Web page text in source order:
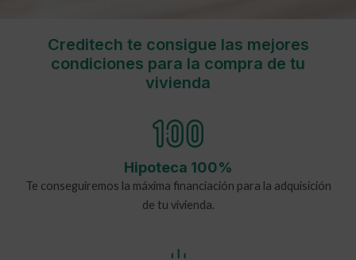
Creditech te consigue las mejores
condiciones para la compra de tu
vivienda
Hipoteca 100%
Te conseguiremos la máxima financiación para la adquisición
de tu vivienda.